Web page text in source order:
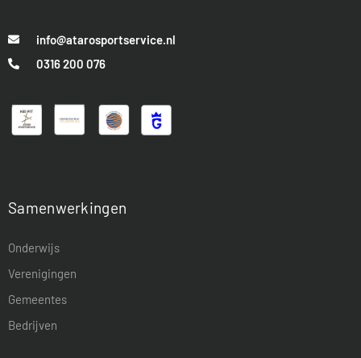
info@atarosportservice.nl
0316 200 076
Samenwerkingen
Onderwijs
Verenigingen
Gemeentes
Bedrijven